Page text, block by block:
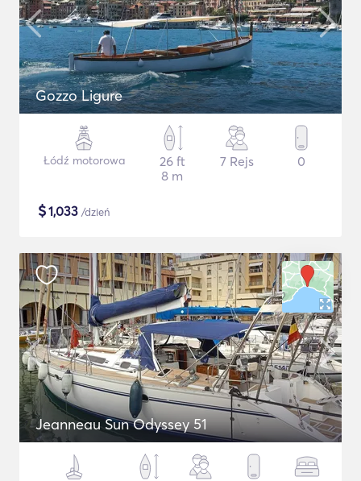
Gozzo Ligure
Łódź motorowa
26 ft
8 m
7 Rejs 0
$1,033 /dzień
Jeanneau Sun Odyssey 51